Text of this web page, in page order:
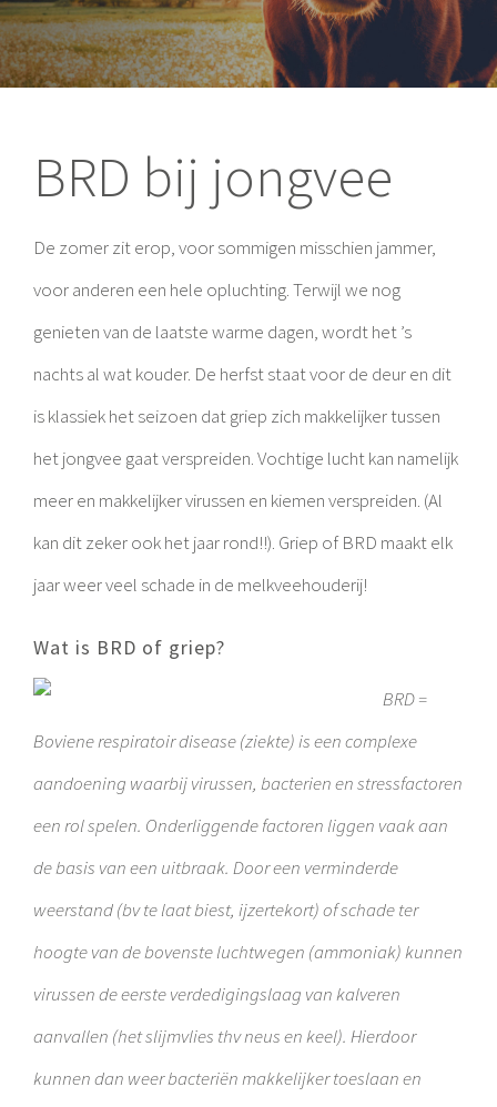
BRD bij jongvee
De zomer zit erop, voor sommigen misschien jammer,
voor anderen een hele opluchting. Terwijl we nog
genieten van de laatste warme dagen, wordt het ’s
nachts al wat kouder. De herfst staat voor de deur en dit
is klassiek het seizoen dat griep zich makkelijker tussen
het jongvee gaat verspreiden. Vochtige lucht kan namelijk
meer en makkelijker virussen en kiemen verspreiden. (Al
kan dit zeker ook het jaar rond!!). Griep of BRD maakt elk
jaar weer veel schade in de melkveehouderij!
Wat is BRD of griep?
BRD =
Boviene respiratoir disease (ziekte) is een complexe
aandoening waarbij virussen, bacterien en stressfactoren
een rol spelen. Onderliggende factoren liggen vaak aan
de basis van een uitbraak. Door een verminderde
weerstand (bv te laat biest, ijzertekort) of schade ter
hoogte van de bovenste luchtwegen (ammoniak) kunnen
virussen de eerste verdedigingslaag van kalveren
aanvallen (het slijmvlies thv neus en keel). Hierdoor
kunnen dan weer bacteriën makkelijker toeslaan en